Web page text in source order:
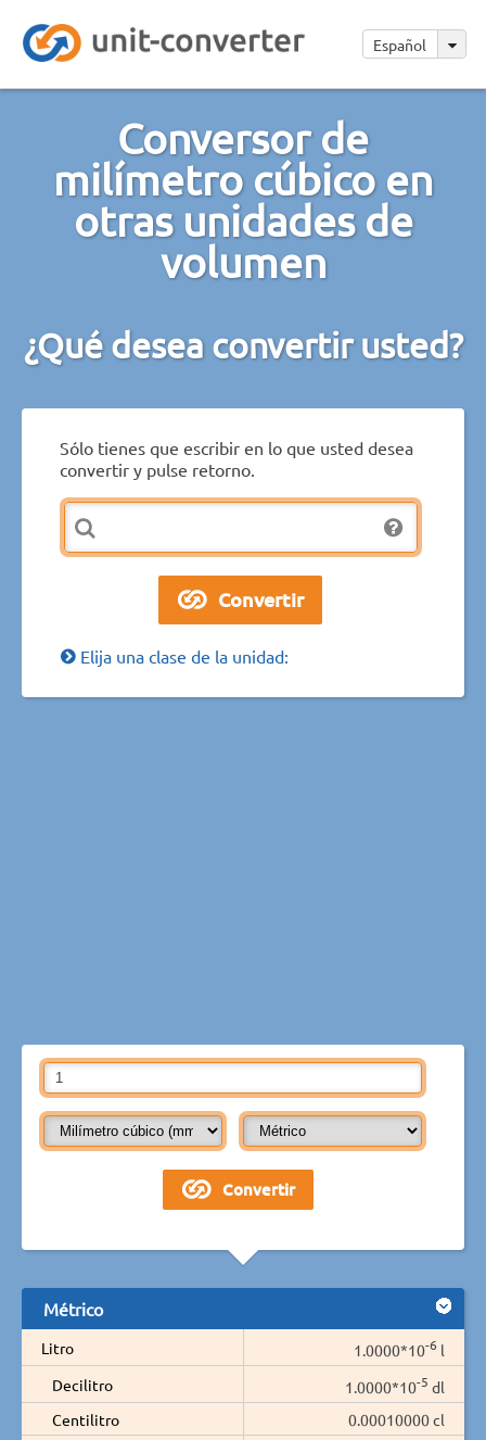
Español
Conversor de
milímetro cúbico en
otras unidades de
volumen
¿Qué desea convertir usted?
Sólo tienes que escribir en lo que usted desea
convertir y pulse retorno.
Elija una clase de la unidad:
Métrico
Litro 1.0000*10-6 l
Decilitro
1.0000*10-5 dl
Centilitro
0.00010000 cl